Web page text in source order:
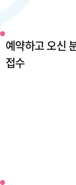
예약하고 오신
접수